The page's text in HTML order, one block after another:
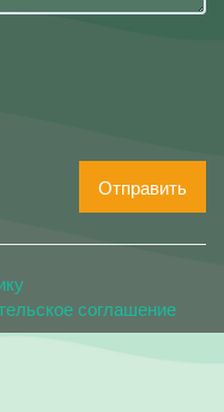
Отправить
соглашение